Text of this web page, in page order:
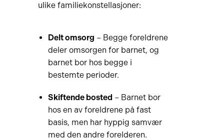
ulike familiekonstellasjoner:
Delt omsorg – Begge foreldrene
deler omsorgen for barnet, og
barnet bor hos begge i
bestemte perioder.
Skiftende bosted – Barnet bor
hos en av foreldrene på fast
basis, men har hyppig samvær
med den andre forelderen.